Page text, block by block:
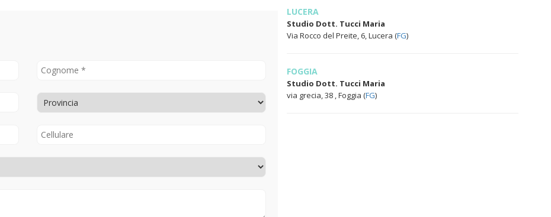
LUCERA
Studio Dott. Tucci Maria
Via Rocco del Preite, 6, Lucera (FG)
FOGGIA
Studio Dott. Tucci Maria
via grecia, 38 , Foggia (FG)